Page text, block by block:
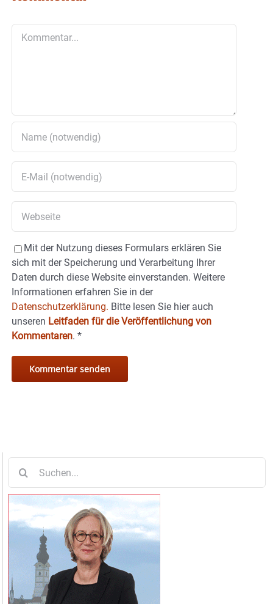
Mit der Nutzung dieses Formulars erklären Sie
sich mit der Speicherung und Verarbeitung Ihrer
Daten durch diese Website einverstanden. Weitere
Informationen erfahren Sie in der
Datenschutzerklärung. Bitte lesen Sie hier auch
unseren Leitfaden für die Veröffentlichung von
Kommentaren. *
nach: